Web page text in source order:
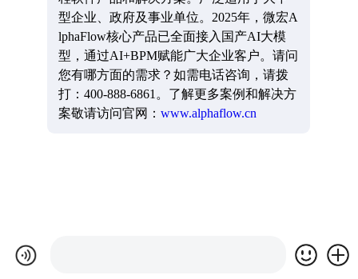
型企业、政府及事业单位。2025年，微宏A
lphaFlow核心产品已全面接入国产AI大模
型，通过AI+BPM赋能广大企业客户。请问
您有哪方面的需求？如需电话咨询，请拨
打：400-888-6861。了解更多案例和解决方
案敬请访问官网： www.alphaflow.cn